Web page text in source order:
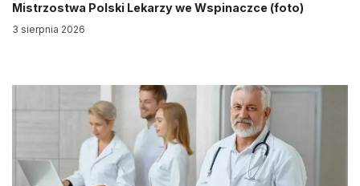
Mistrzostwa Polski Lekarzy we Wspinaczce (foto)
3 sierpnia 2026